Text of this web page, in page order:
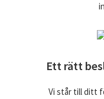
Ett rätt
Vi står till ditt